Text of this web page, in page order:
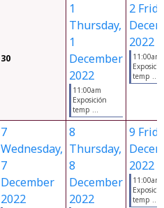
30
1
Thursday,
1
December
2022
11:00am
Exposición
temp ...
2
2022
11:00am
temp ...
7
Wednesday,
7
December
2022
8
Thursday,
8
December
2022
9
2022
11:00am
temp ...